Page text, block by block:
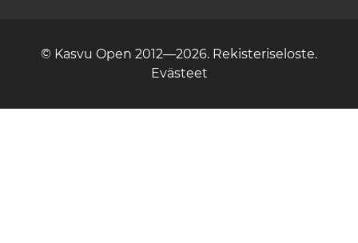
© Kasvu Open 2012—2026. Rekisteriseloste.
Evästeet